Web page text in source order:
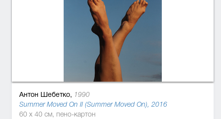
Антон Шебетко, 1990
Summer Moved On II (Summer Moved On), 2016
60 x 40 см, пено-картон